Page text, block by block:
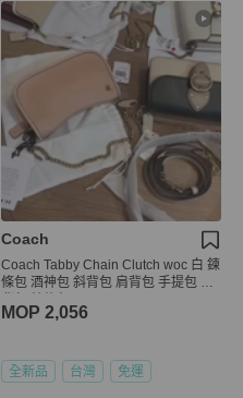
Coach
Coach Tabby Chain Clutch woc 白 鍊
條包 酒神包 斜背包 肩背包 手提包 側
MOP 2,056
全新品 台灣 免運